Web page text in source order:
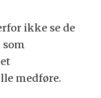
ikke se de
medføre.